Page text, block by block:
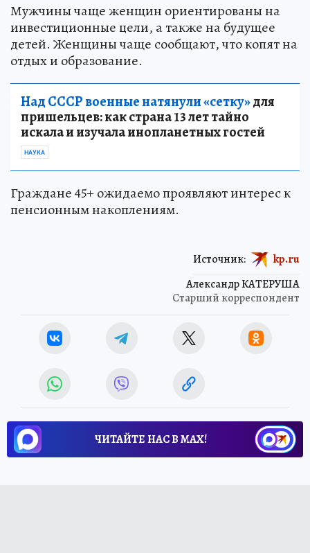
Мужчины чаще женщин ориентированы на
инвестиционные цели, а также на будущее
детей. Женщины чаще сообщают, что копят на
отдых и образование.
Над СССР военные натянули «сетку»для
пришельцев: как страна 13 лет тайно
искала и изучала инопланетных гостей
НАУКА
Граждане 45+ ожидаемо проявляют интерес к
пенсионным накоплениям.
Александр КАТЕРУША
Старший корреспондент
Источник: kp.ru
ЧИТАЙТЕ НАС В МАХ!